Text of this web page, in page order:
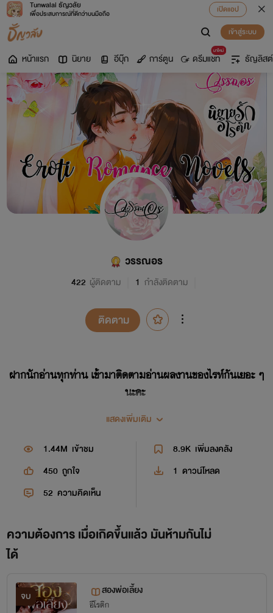
Tunwalai ธัญวลัย
เพื่อประสบการณ์ที่ดีกว่าบนมือถือ
เปิดแอป
เข้าสู่ระบบ
หน้าแรก นิยาย อีบุ๊ก การ์ตูน
มาใหม่
ดรีมแชท ธัญลิสต์
วรรณอร
422 ผู้ติดตาม 1 กำลังติดตาม
ติดตาม
ฝากนักอ่านทุกท่าน เข้ามาติดตามอ่านผลงานของไรท์กันเยอะ ๆ
นะคะ
และต้องขอบคุณมาก ๆ สำหรับการสนับสนุนของนักอ่านที่น่ารัก
แสดงเพิ่มเติม
1.44M เข้าชม 8.9K เพิ่มลงคลัง
450 ถูกใจ 1 ดาวน์โหลด
52 ความคิดเห็น
ความต้องการ เมื่อเกิดขึ้นแล้ว มันห้ามกันไม่
ได้
จบ สองพ่อเลี้ยง
อีโรติก